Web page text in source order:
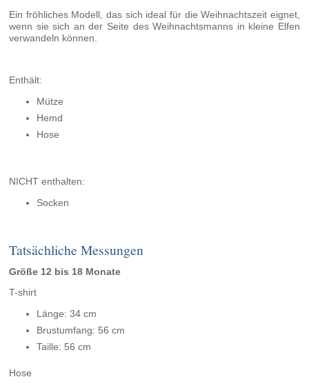
Ein fröhliches Modell, das sich ideal für die Weihnachtszeit eignet,
wenn sie sich an der Seite des Weihnachtsmanns in kleine Elfen
verwandeln können.
Enthält:
Mütze
Hemd
Hose
NICHT enthalten:
Socken
Tatsächliche Messungen
Größe 12 bis 18 Monate
T-shirt
Länge: 34 cm
Brustumfang: 56 cm
Taille: 56 cm
Hose